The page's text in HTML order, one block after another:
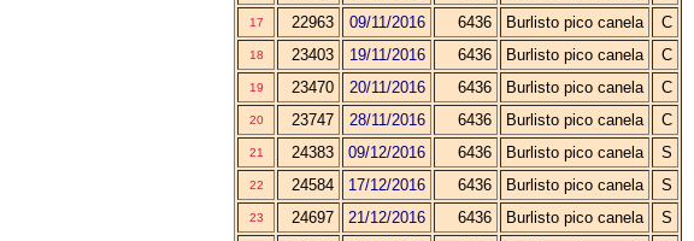
17 22963 09/11/2016 6436 Burlisto pico canela C
18 23403 19/11/2016 6436 Burlisto pico canela C
19 23470 20/11/2016 6436 Burlisto pico canela C
20 23747 28/11/2016 6436 Burlisto pico canela C
21 24383 09/12/2016 6436 Burlisto pico canela S
22 24584 17/12/2016 6436 Burlisto pico canela S
23 24697 21/12/2016 6436 Burlisto pico canela S